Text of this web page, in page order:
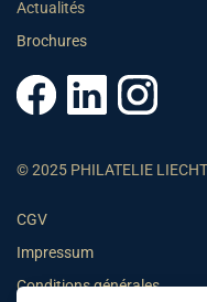
Actualités
Brochures
© 2025 PHILATELIE
CGV
Impressum
Conditions générales